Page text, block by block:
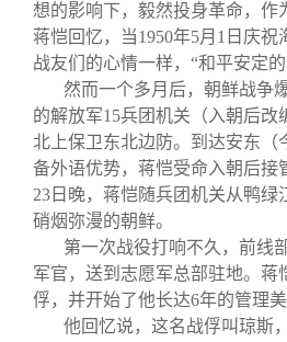
终身学习
信息化服务
三创大赛
校友总会
总会简介
会长致辞
理事会名单
关闭
想的影响下，毅然投身革命，作
蒋恺回忆，当1950年5月1日庆祝
战友们的心情一样，“和平安定的
然而一个多月后，朝鲜战争
的解放军15兵团机关（入朝后改
北上保卫东北边防。到达安东（
备外语优势，蒋恺受命入朝后接
23日晚，蒋恺随兵团机关从鸭绿
硝烟弥漫的朝鲜。
第一次战役打响不久，前线
军官，送到志愿军总部驻地。蒋
俘，并开始了他长达6年的管理美
他回忆说，这名战俘叫琼斯